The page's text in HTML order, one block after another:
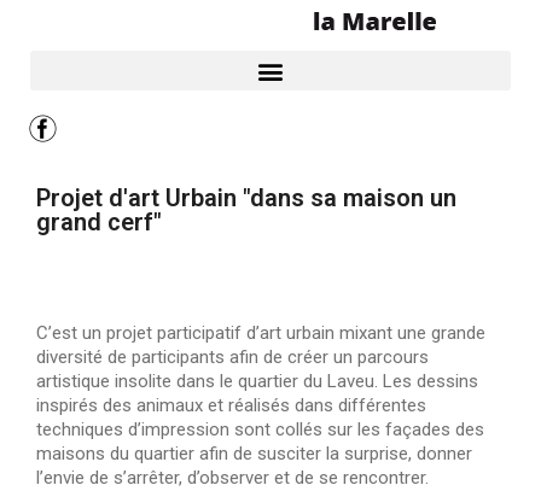
Projet d'art Urbain "dans sa maison un
grand cerf"
C’est un projet participatif d’art urbain mixant une grande
diversité de participants afin de créer un parcours
artistique insolite dans le quartier du Laveu. Les dessins
inspirés des animaux et réalisés dans différentes
techniques d’impression sont collés sur les façades des
maisons du quartier afin de susciter la surprise, donner
l’envie de s’arrêter, d’observer et de se rencontrer.